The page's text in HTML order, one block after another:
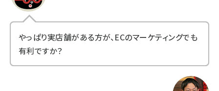
やっぱり実店舗がある方が、ECのマーケティングでも
有利ですか？